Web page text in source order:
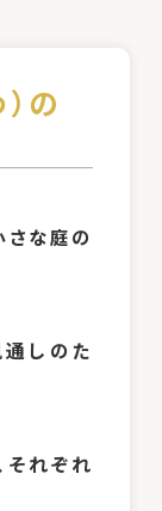
の
な庭の
しのた
それぞれ